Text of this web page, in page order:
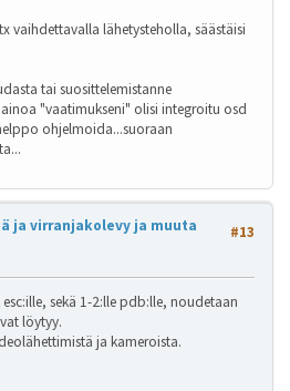
vaihdettavalla lähetysteholla, säästäisi
tai suosittelemistanne
"vaatimukseni" olisi integroitu osd
ohjelmoida...suoraan
#13
ja virranjakolevy ja muuta
sekä 1-2:lle pdb:lle, noudetaan
löytyy.
ja kameroista.